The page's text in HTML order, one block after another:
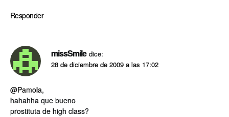
Responder
missSmile dice:
28 de diciembre de 2009 a las 17:02
@Pamola,
hahahha que bueno
prostituta de high class?